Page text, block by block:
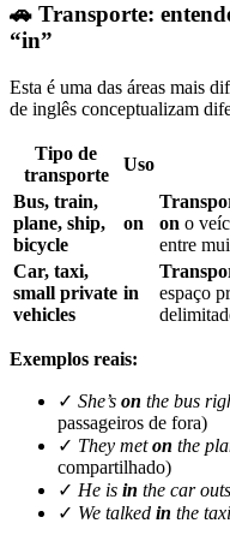
🚗 Transporte:
“in”
Esta é uma das áreas mais
de inglês conceptualizam
Tipo de
transporte
Uso
Bus, train,
plane, ship,
bicycle
on
on o
entre
Car, taxi,
small private
vehicles
in
espaço
Exemplos reais:
✓ She’s on the bus
passageiros de fora)
✓ They meton the
compartilhado)
✓ He is in the car
✓ We talked in the